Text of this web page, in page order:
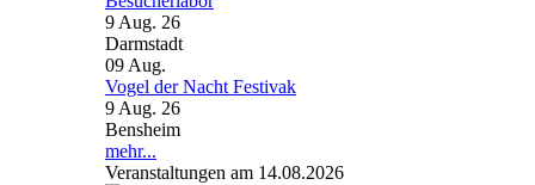
9 Aug. 26
Darmstadt
09 Aug.
Vogel der Nacht Festivak
9 Aug. 26
Bensheim
mehr...
Veranstaltungen am 14.08.2026